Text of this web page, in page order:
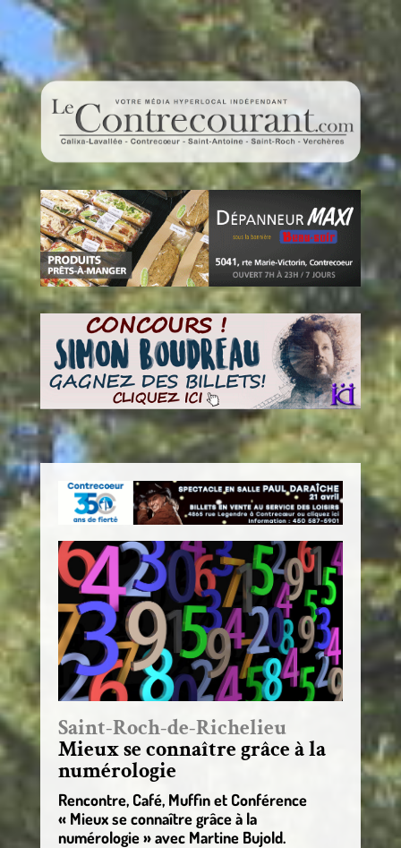
Saint-Roch-de-Richelieu
Mieux se connaître grâce à la
numérologie
Rencontre, Café, Muffin et Conférence
« Mieux se connaître grâce à la
numérologie » avec Martine Bujold.